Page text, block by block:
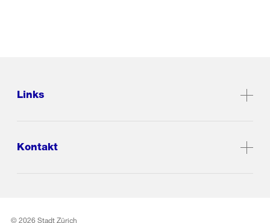
Links
Kontakt
© 2026 Stadt Zürich